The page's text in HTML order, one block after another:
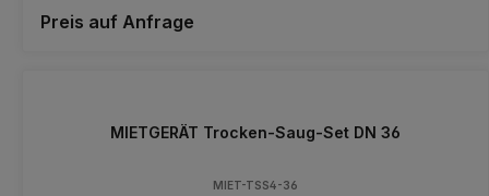
vor der Benutzung mit dem Gerät und der Bedienung vertraut)
Preis auf Anfrage
MIETGERÄT Trocken-Saug-Set DN 36
MIET-TSS4-36